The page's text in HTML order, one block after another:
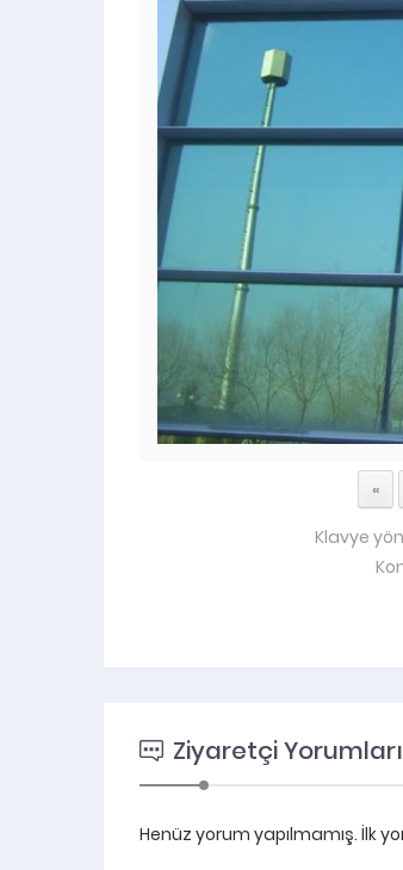
«
Klavye
Ziyaretçi Yorumları
Henüz yorum yapılmamış. İlk